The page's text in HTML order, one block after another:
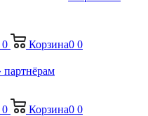
0 Корзина0 0
0 Корзина0 0